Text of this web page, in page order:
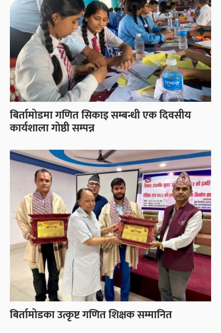
बिर्तामोडमा गणित सिकाइ सम्बन्धी एक दिवसीय
कार्यशाला गोष्ठी सम्पन्न
बिर्तामोडका उत्कृष्ट गणित शिक्षक सम्मानित